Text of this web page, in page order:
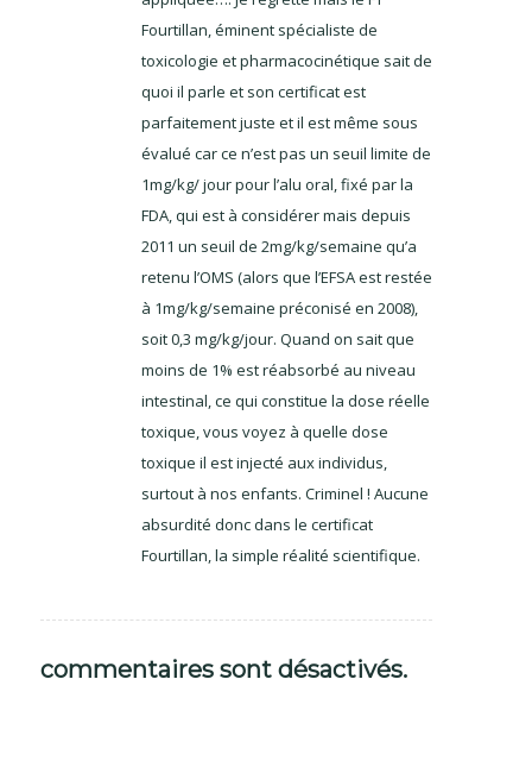
Fourtillan, éminent spécialiste de
toxicologie et pharmacocinétique sait de
quoi il parle et son certificat est
parfaitement juste et il est même sous
évalué car ce n’est pas un seuil limite de
1mg/kg/ jour pour l’alu oral, fixé par la
FDA, qui est à considérer mais depuis
2011 un seuil de 2mg/kg/semaine qu’a
retenu l’OMS (alors que l’EFSA est restée
à 1mg/kg/semaine préconisé en 2008),
soit 0,3 mg/kg/jour. Quand on sait que
moins de 1% est réabsorbé au niveau
intestinal, ce qui constitue la dose réelle
toxique, vous voyez à quelle dose
toxique il est injecté aux individus,
surtout à nos enfants. Criminel ! Aucune
absurdité donc dans le certificat
Fourtillan, la simple réalité scientifique.
commentaires sont désactivés.